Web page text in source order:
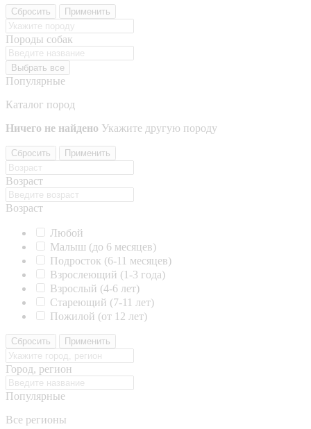
Сбросить Применить
Породы собак
Выбрать все
Популярные
Каталог пород
Ничего не найдено Укажите другую породу
Сбросить Применить
Возраст
Возраст
Любой
Малыш (до 6 месяцев)
Подросток (6-11 месяцев)
Взрослеющий (1-3 года)
Взрослый (4-6 лет)
Стареющий (7-11 лет)
Пожилой (от 12 лет)
Сбросить Применить
Город, регион
Популярные
Все регионы